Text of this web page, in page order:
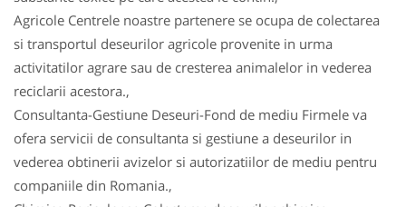
Agricole Centrele noastre partenere se ocupa de colectarea
si transportul deseurilor agricole provenite in urma
activitatilor agrare sau de cresterea animalelor in vederea
reciclarii acestora.,
Consultanta-Gestiune Deseuri-Fond de mediu Firmele va
ofera servicii de consultanta si gestiune a deseurilor in
vederea obtinerii avizelor si autorizatiilor de mediu pentru
companiile din Romania.,